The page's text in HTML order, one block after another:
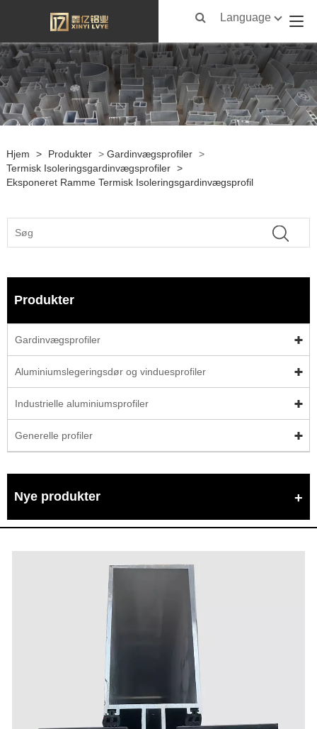
Language
Hjem > Produkter > Gardinvægsprofiler >
Termisk Isoleringsgardinvægsprofiler >
Eksponeret Ramme Termisk Isoleringsgardinvægsprofil
Produkter
Gardinvægsprofiler
Aluminiumslegeringsdør og vinduesprofiler
Industrielle aluminiumsprofiler
Generelle profiler
Nye produkter